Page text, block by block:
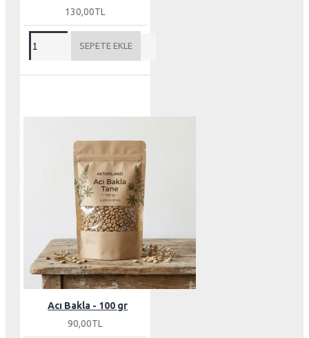
130,00TL
SEPETE EKLE
Acı Bakla - 100 gr
90,00TL